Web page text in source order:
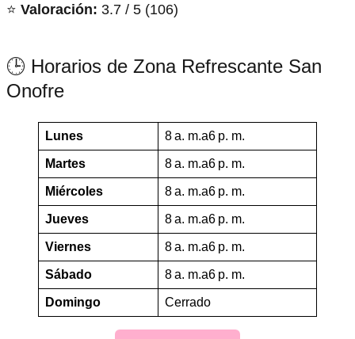
⭐ Valoración: 3.7 / 5 (106)
🕒 Horarios de Zona Refrescante San
Onofre
Lunes 8 a. m.a6 p. m.
Martes 8 a. m.a6 p. m.
Miércoles 8 a. m.a6 p. m.
Jueves 8 a. m.a6 p. m.
Viernes 8 a. m.a6 p. m.
Sábado 8 a. m.a6 p. m.
Domingo Cerrado